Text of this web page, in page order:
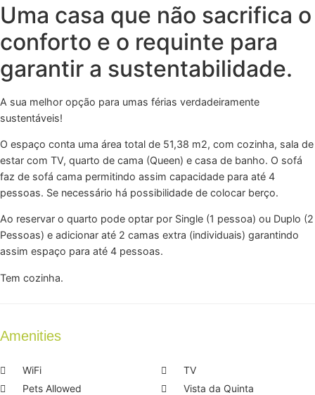
Uma casa que não sacrifica o
conforto e o requinte para
garantir a sustentabilidade.
A sua melhor opção para umas férias verdadeiramente
sustentáveis!
O espaço conta uma área total de 51,38 m2, com cozinha, sala de
estar com TV, quarto de cama (Queen) e casa de banho. O sofá
faz de sofá cama permitindo assim capacidade para até 4
pessoas. Se necessário há possibilidade de colocar berço.
Ao reservar o quarto pode optar por Single (1 pessoa) ou Duplo (2
Pessoas) e adicionar até 2 camas extra (individuais) garantindo
assim espaço para até 4 pessoas.
Tem cozinha.
Amenities
WiFi
TV
Pets Allowed
Vista da Quinta